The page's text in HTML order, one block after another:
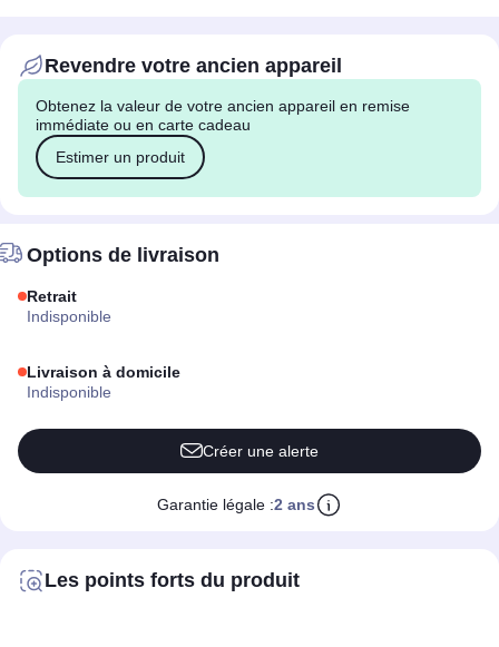
Revendre votre ancien appareil
Obtenez la valeur de votre ancien appareil en remise
immédiate ou en carte cadeau
Estimer un produit
Options de livraison
Retrait
indisponible
Livraison à domicile
indisponible
Créer une alerte
Garantie légale :2 ans
Les points forts du produit